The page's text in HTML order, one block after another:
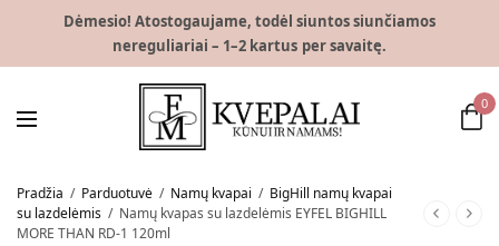
Dėmesio! Atostogaujame, todėl siuntos siunčiamos
nereguliariai – 1–2 kartus per savaitę.
0
Pradžia / Parduotuvė / Namų kvapai / BigHill namų kvapai
su lazdelėmis / Namų kvapas su lazdelėmis EYFEL BIGHILL
MORE THAN RD-1 120ml